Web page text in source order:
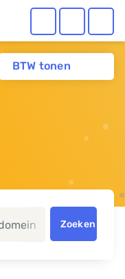
BTW tonen
Zoeken